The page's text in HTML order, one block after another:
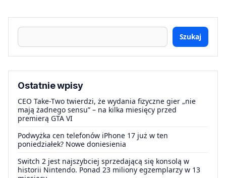
Szukaj
Ostatnie wpisy
CEO Take-Two twierdzi, że wydania fizyczne gier „nie
mają żadnego sensu” – na kilka miesięcy przed
premierą GTA VI
Podwyżka cen telefonów iPhone 17 już w ten
poniedziałek? Nowe doniesienia
Switch 2 jest najszybciej sprzedającą się konsolą w
historii Nintendo. Ponad 23 miliony egzemplarzy w 13